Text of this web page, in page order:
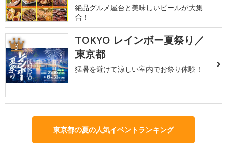
絶品グルメ屋台と美味しいビールが大集
合！
3
TOKYO レインボー夏祭り／
東京都
猛暑を避けて涼しい室内でお祭り体験！
東京都の夏の人気イベントランキング